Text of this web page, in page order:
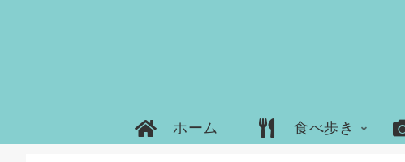
ホーム 食べ歩き